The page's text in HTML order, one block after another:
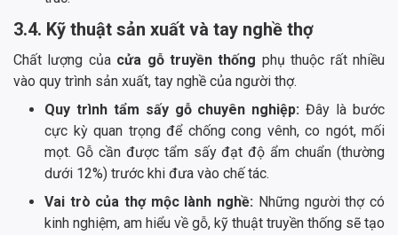
3.4. Kỹ thuật sản xuất và tay nghề thợ
Chất lượng củacửa gỗ truyền thống phụ thuộc rất nhiều
vào quy trình sản xuất, tay nghề của người thợ.
Quy trình tẩm sấy gỗ chuyên nghiệp:Đây là bước
cực kỳ quan trọng để chống cong vênh, co ngót, mối
mọt. Gỗ cần được tẩm sấy đạt độ ẩm chuẩn (thường
dưới 12%) trước khi đưa vào chế tác.
Vai trò của thợ mộc lành nghề: Những người thợ có
kinh nghiệm, am hiểu về gỗ, kỹ thuật truyền thống sẽ tạo